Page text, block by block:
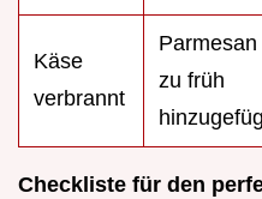
Käse
verbrannt
Parmesan
zu früh
Checkliste für den